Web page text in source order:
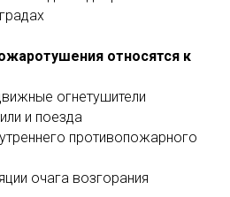
относятся к
огнетушители
и поезда
противопожарного
очага возгорания